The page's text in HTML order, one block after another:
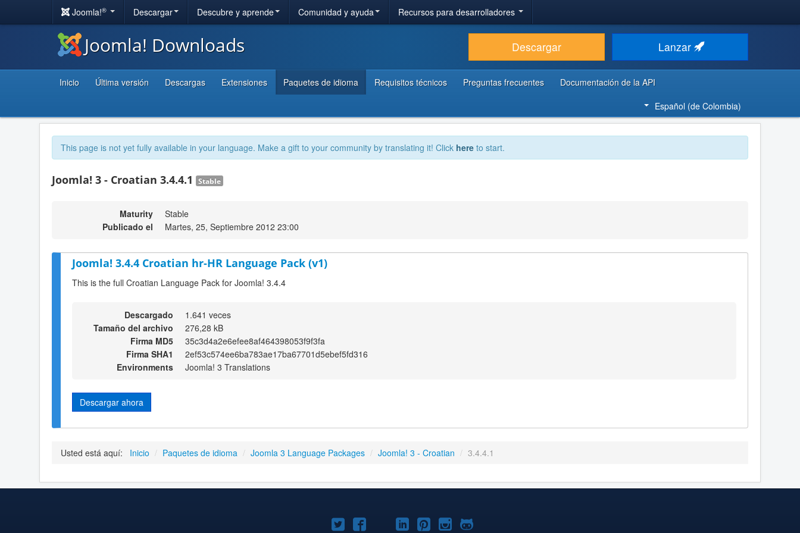
Joomla!® Descargar Descubre y aprende Comunidad y ayuda Recursos para desarrolladores
Joomla! Downloads Descargar Lanzar
Inicio Última versión Descargas Extensiones Paquetes de idioma Requisitos técnicos Preguntas frecuentes
Documentación de la API
Español (de Colombia)
This page is not yet fully available in your language. Make a gift to your community by translating it! Click here to start.
Joomla! 3 - Croatian 3.4.4.1 Stable
Maturity
Stable
Publicado el
Martes, 25, Septiembre 2012 23:00
Joomla! 3.4.4 Croatian hr-HR Language Pack (v1)
This is the full Croatian Language Pack for Joomla! 3.4.4
Descargado
1.641 veces
Tamaño del archivo
276,28 kB
Firma MD5
35c3d4a2e6efee8af464398053f9f3fa
Firma SHA1
2ef53c574ee6ba783ae17ba67701d5ebef5fd316
Environments
Joomla! 3 Translations
Descargar ahora
Usted está aquí: Inicio / Paquetes de idioma / Joomla 3 Language Packages / Joomla! 3 - Croatian / 3.4.4.1
Joomla!Joomla!Joomla!
Joomla!Joomla!
Joomla!Joomla!